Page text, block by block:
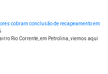
cobram conclusão de recapeamento em
Rio Corrente, em Petrolina, viemos aqui